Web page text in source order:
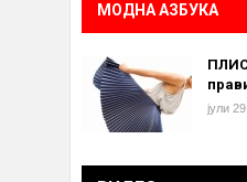
МОДНА АЗБУКА
јули